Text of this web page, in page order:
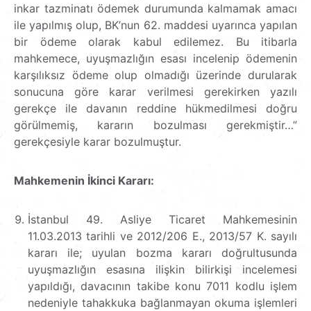
inkar tazminatı ödemek durumunda kalmamak amacı
ile yapılmış olup, BK’nun 62. maddesi uyarınca yapılan
bir ödeme olarak kabul edilemez. Bu itibarla
mahkemece, uyuşmazlığın esası incelenip ödemenin
karşılıksız ödeme olup olmadığı üzerinde durularak
sonucuna göre karar verilmesi gerekirken yazılı
gerekçe ile davanın reddine hükmedilmesi doğru
görülmemiş, kararın bozulması gerekmiştir…”
gerekçesiyle karar bozulmuştur.
Mahkemenin İkinci Kararı:
İstanbul 49. Asliye Ticaret Mahkemesinin
11.03.2013 tarihli ve 2012/206 E., 2013/57 K. sayılı
kararı ile; uyulan bozma kararı doğrultusunda
uyuşmazlığın esasına ilişkin bilirkişi incelemesi
yapıldığı, davacının takibe konu 7011 kodlu işlem
nedeniyle tahakkuka bağlanmayan okuma işlemleri